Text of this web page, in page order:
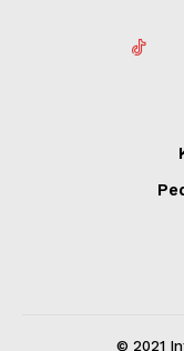
© 2021